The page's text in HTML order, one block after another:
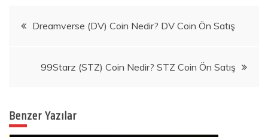
YazıDreamverse (DV) Coin Nedir? DV Coin Ön Satış
99Starz (STZ) Coin Nedir? STZ Coin Ön Satış
Benzer Yazılar